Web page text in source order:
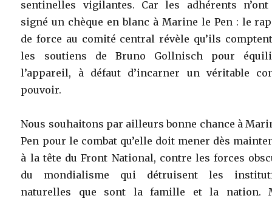
sentinelles vigilantes. Car les adhérents
signé un chèque en blanc à Marine le Pen : le
de force au comité central révèle qu’ils
les soutiens de Bruno Gollnisch pour
l’appareil, à défaut d’incarner un véritable
pouvoir.
Nous souhaitons par ailleurs bonne chance à
Pen pour le combat qu’elle doit mener dès
à la tête du Front National, contre les forces
du mondialisme qui détruisent les
naturelles que sont la famille et la nation.